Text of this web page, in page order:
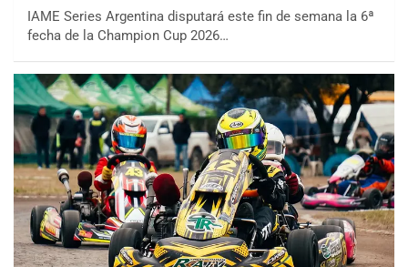
IAME Series Argentina disputará este fin de semana la 6ª
fecha de la Champion Cup 2026…